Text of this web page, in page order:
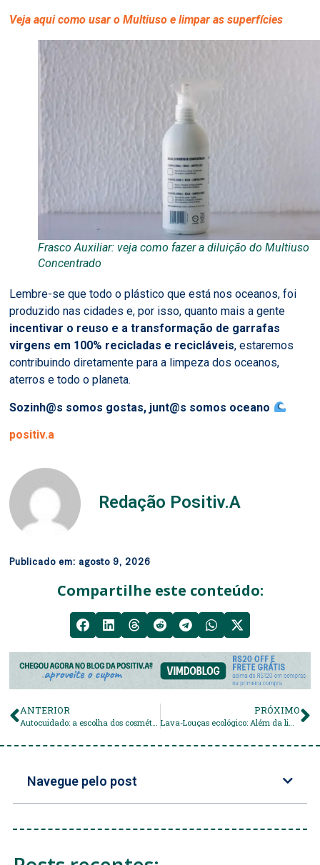
Veja aqui como usar o Multiuso e limpar as superfícies
Frasco Auxiliar: veja como fazer a diluição do Multiuso
Concentrado
Lembre-se que todo o plástico que está nos oceanos, foi
produzido nas cidades e, por isso, quanto mais a gente
incentivar o reuso e a transformação de garrafas
virgens em 100% recicladas e recicláveis, estaremos
contribuindo diretamente para a limpeza dos oceanos,
aterros e todo o planeta.
Sozinh@s somos gostas, junt@s somos oceano
positiv.a
Redação Positiv.A
Publicado em:agosto 9, 2026
Compartilhe este conteúdo:
ANTERIOR
Autocuidado: a escolha dos cosméticos também fazem parte!
PRÓXIMO
Lava-Louças ecológico: Além da limpeza, hidratação para suas mãos
Navegue pelo post